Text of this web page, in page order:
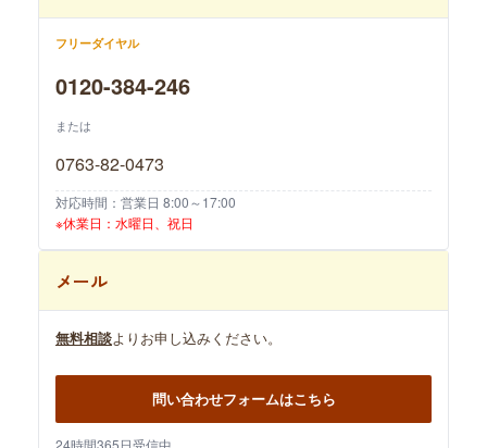
フリーダイヤル
0120-384-246
または
0763-82-0473
対応時間：営業日 8:00～17:00
※休業日：水曜日、祝日
メール
無料相談よりお申し込みください。
問い合わせフォームはこちら
24時間365日受信中